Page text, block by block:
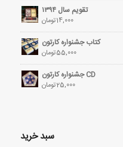
تقویم سال ۱۳۹۴
14,000تومان
کتاب جشنواره کارتون
55,000تومان
CD جشنواره کارتون
25,000تومان
سبد خرید